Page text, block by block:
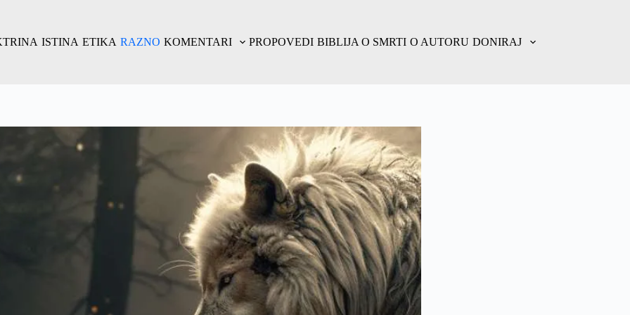
ISTINA ETIKA RAZNO KOMENTARI PROPOVEDI BIBLIJA O SMRTI O AUTORU DONIRAJ